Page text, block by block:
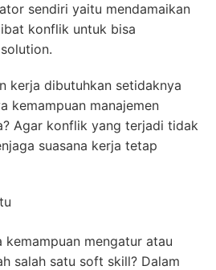
sendiri yaitu mendamaikan
konflik untuk bisa
kerja dibutuhkan setidaknya
kemampuan manajemen
Agar konflik yang terjadi tidak
suasana kerja tetap
kemampuan mengatur atau
salah satu soft skill? Dalam